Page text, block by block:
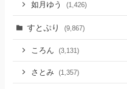
如月ゆう (1,426)
すとぷり (9,867)
ころん (3,131)
さとみ (1,357)